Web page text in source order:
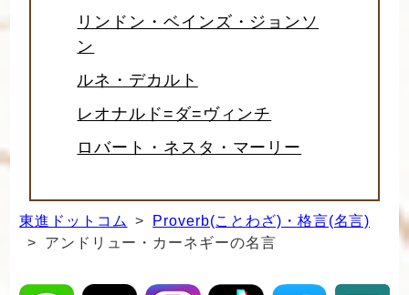
リンドン・ベインズ・ジョンソ
ン
ルネ・デカルト
レオナルド=ダ=ヴィンチ
ロバート・ネスタ・マーリー
東進ドットコム >
Proverb(ことわざ)・格言(名言)
> アンドリュー・カーネギーの名言